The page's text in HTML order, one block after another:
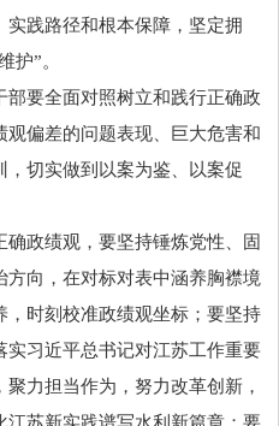
践路径和根本保障，坚定拥
护”。
要全面对照树立和践行正确政
偏差的问题表现、巨大危害和
切实做到以案为鉴、以案促
政绩观，要坚持锤炼党性、固
向，在对标对表中涵养胸襟境
时刻校准政绩观坐标；要坚持
实习近平总书记对江苏工作重要
力担当作为，努力改革创新，
苏新实践谱写水利新篇章；要